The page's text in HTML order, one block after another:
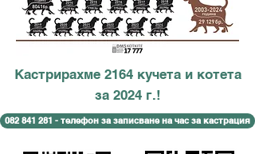
Кастрирахме 2164 кучета и котета
за 2024 г.!
082 841 281 - телефон за записване на час за кастрация